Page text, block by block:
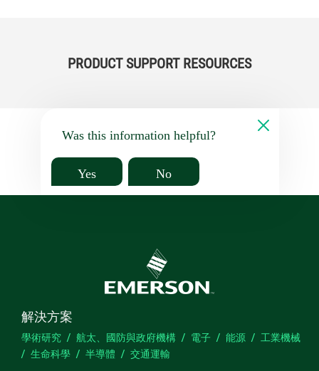
PRODUCT SUPPORT RESOURCES
Was this information helpful?
Yes No
解決方案
學術研究 航太、國防與政府機構 電子 能源
工業機械
生命科學
半導體 交通運輸